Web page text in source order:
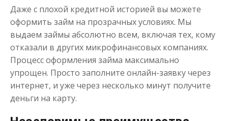
Даже с плохой кредитной историей вы можете
оформить займ на прозрачных условиях. Мы
выдаем займы абсолютно всем, включая тех, кому
отказали в других микрофинансовых компаниях.
Процесс оформления займа максимально
упрощен. Просто заполните онлайн-заявку через
интернет, и уже через несколько минут получите
деньги на карту.